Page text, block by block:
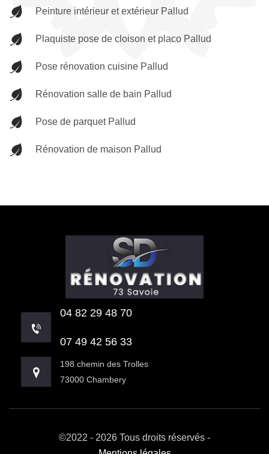
Peinture intérieur et extérieur Pallud
Plaquiste pose de cloison et placo Pallud
Pose rénovation cuisine Pallud
Rénovation salle de bain Pallud
Pose de parquet Pallud
Rénovation de maison Pallud
04 82 29 48 70
07 49 42 56 33
198 chemin des Trolles
73000 Chambery
©2022 - 2026 Tous droits réservés -